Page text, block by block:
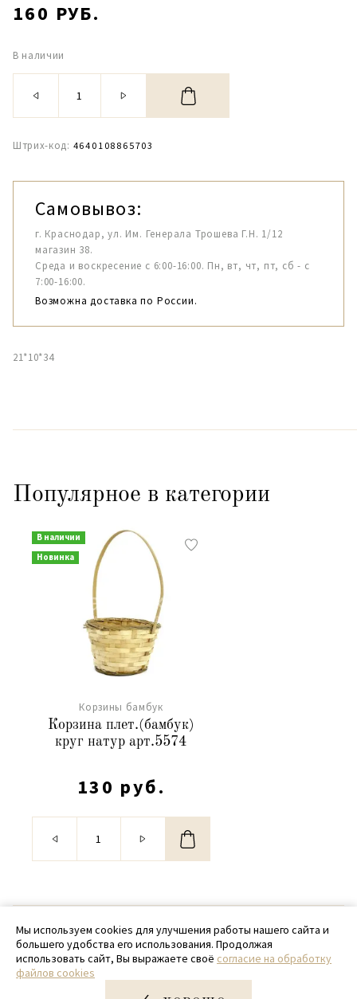
160 РУБ.
В наличии
Штрих-код: 4640108865703
Самовывоз:
г. Краснодар, ул. Им. Генерала Трошева Г.Н. 1/12
магазин 38.
Среда и воскресение с 6:00-16:00. Пн, вт, чт, пт, сб - с
7:00-16:00.
Возможна доставка по России.
21*10*34
Популярное в категории
В наличии
Новинка
Корзины бамбук
Корзина плет.(бамбук)
круг натур арт.5574
130 руб.
© 2020 - 2026 SamPack
+ 7 (918) 699-97-87
zakaz@sampack.store
Мы используем cookies для улучшения работы нашего сайта и
большего удобства его использования. Продолжая
использовать сайт, Вы выражаете своё согласие на обработку
файлов cookies